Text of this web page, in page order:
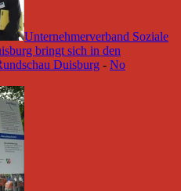
Unternehmerverband Soziale
bringt sich in den
Duisburg - No